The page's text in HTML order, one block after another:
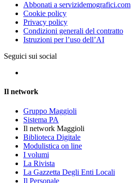
Abbonati a servizidemografici.com
Cookie policy
Privacy policy
Condizioni generali del contratto
Istruzioni per l’uso dell’AI
Seguici sui social
Il network
Gruppo Maggioli
Sistema PA
Il network Maggioli
Biblioteca Digitale
Modulistica on line
I volumi
La Rivista
La Gazzetta Degli Enti Locali
Il Personale